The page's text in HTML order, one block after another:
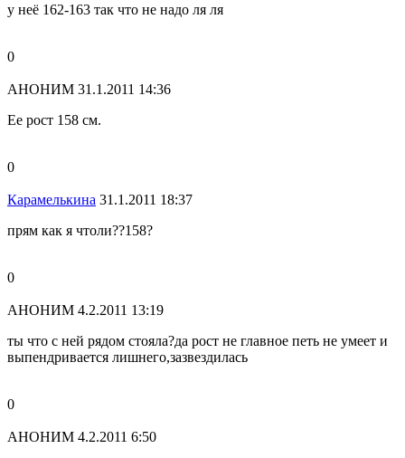
у неё 162-163 так что не надо ля ля
0
АНОНИМ 31.1.2011 14:36
Ее рост 158 см.
0
Карамелькина 31.1.2011 18:37
прям как я чтоли??158?
0
АНОНИМ 4.2.2011 13:19
ты что с ней рядом стояла?да рост не главное петь не умеет и
выпендривается лишнего,зазвездилась
0
АНОНИМ 4.2.2011 6:50